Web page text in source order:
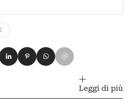
Facebook
su Xsu LinkedIn
Condividi su Pinterest
Condividi su WhatsApp
Condividi su Email
Leggi di più